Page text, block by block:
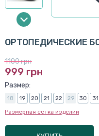
ОРТОПЕДИЧЕСКИЕ
1100 грн
999 грн
Размер:
18 19 20 21 22 29 30 31
Размерная сетка изделий